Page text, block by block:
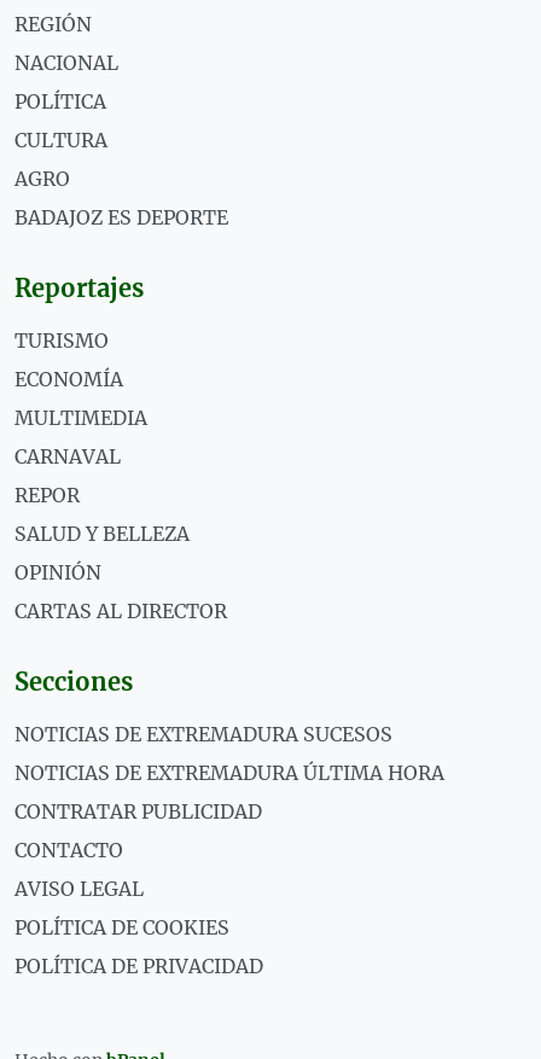
REGIÓN
NACIONAL
POLÍTICA
CULTURA
AGRO
BADAJOZ ES DEPORTE
Reportajes
TURISMO
ECONOMÍA
MULTIMEDIA
CARNAVAL
REPOR
SALUD Y BELLEZA
OPINIÓN
CARTAS AL DIRECTOR
Secciones
NOTICIAS DE EXTREMADURA SUCESOS
NOTICIAS DE EXTREMADURA ÚLTIMA HORA
CONTRATAR PUBLICIDAD
CONTACTO
AVISO LEGAL
POLÍTICA DE COOKIES
POLÍTICA DE PRIVACIDAD